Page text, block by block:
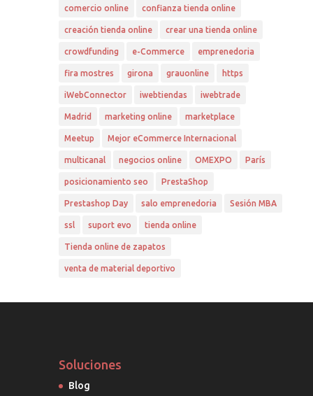
comercio online confianza tienda online
creación tienda online crear una tienda online
crowdfunding e-Commerce emprenedoria
fira mostres girona grauonline https
iWebConnector iwebtiendas iwebtrade
Madrid marketing online marketplace
Meetup Mejor eCommerce Internacional
multicanal negocios online OMEXPO París
posicionamiento seo PrestaShop
Prestashop Day salo emprenedoria Sesión MBA
ssl suport evo tienda online
Tienda online de zapatos
venta de material deportivo
Soluciones
Blog